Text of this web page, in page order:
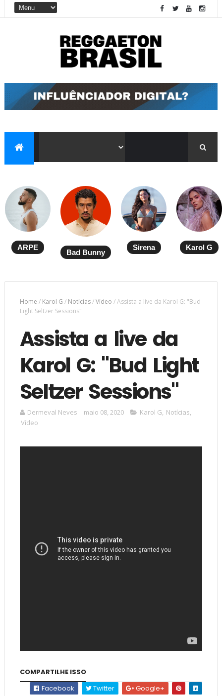
ARPE
Bad Bunny
Sirena Karol G
Home / Karol G / Notícias/Vídeo /Assista a live da Karol G: "Bud
Light Seltzer Sessions"
Assista a live da
Karol G: "Bud Light
Seltzer Sessions"
Dermeval Neves maio 08, 2020 Karol G, Notícias,
Vídeo
COMPARTILHE ISSO
Facebook
Twitter Google+